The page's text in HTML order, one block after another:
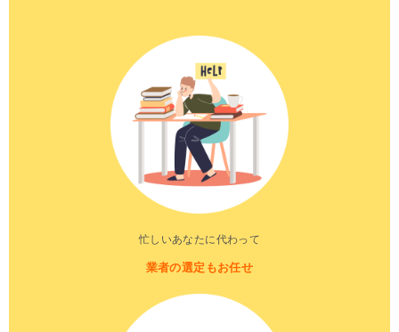
忙しいあなたに代わって
業者の選定もお任せ